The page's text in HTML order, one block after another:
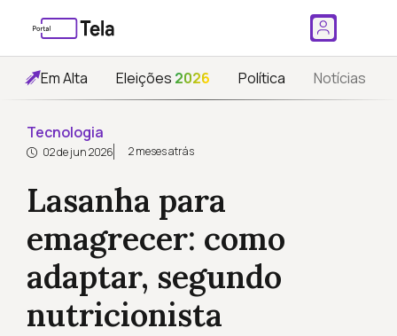
Em Alta Eleições 2026 Política Notícias
Tecnologia
02 de jun 2026 2 meses atrás
Lasanha para
emagrecer: como
adaptar, segundo
nutricionista